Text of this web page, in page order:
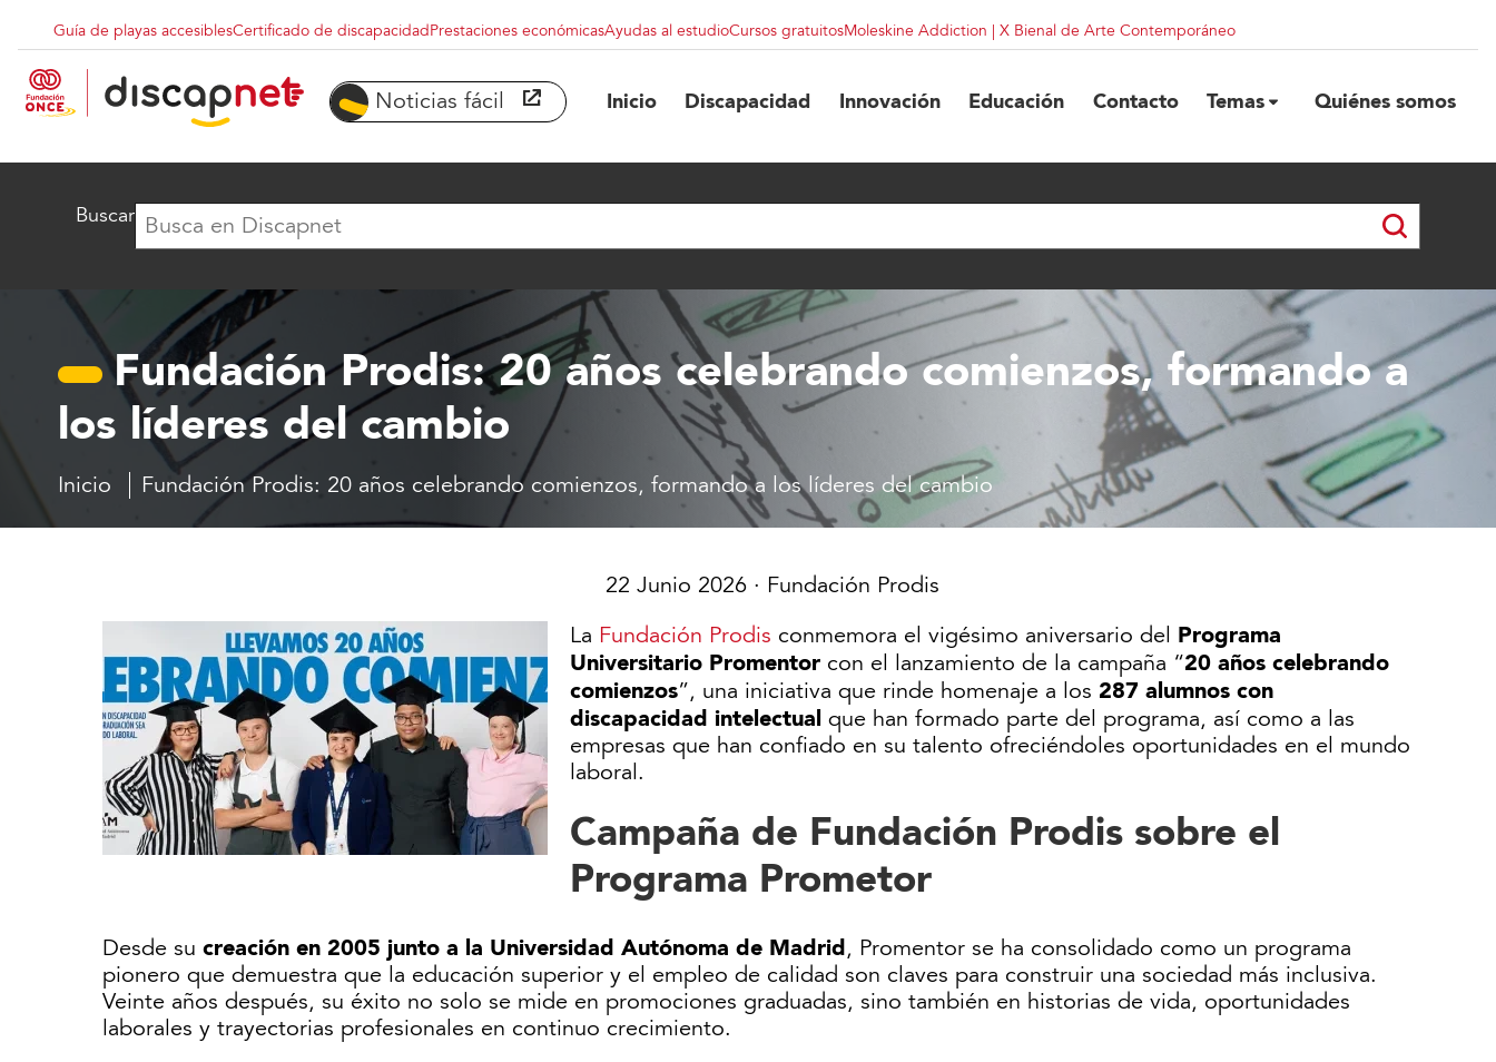
Menu superior destacados
Guía de playas accesiblesCertificado de discapacidadPrestaciones económicasAyudas al estudioCursos gratuitosMoleskine Addiction | X Bienal de Arte Contemporáneo
Noticias fácil abre en ventana nueva
Inicio Discapacidad Innovación Educación Contacto Temas Quiénes somos
Buscar
Fundación Prodis: 20 años celebrando comienzos, formando a
los líderes del cambio
Inicio Fundación Prodis: 20 años celebrando comienzos, formando a los líderes del cambio
22 Junio 2026· Fundación Prodis
La Fundación Prodis conmemora el vigésimo aniversario del Programa
Universitario Promentor con el lanzamiento de la campaña “20 años celebrando
comienzos”, una iniciativa que rinde homenaje a los 287 alumnos con
discapacidad intelectual que han formado parte del programa, así como a las
empresas que han confiado en su talento ofreciéndoles oportunidades en el mundo
laboral.
Campaña de Fundación Prodis sobre el
Programa Prometor
Desde su creación en 2005 junto a la Universidad Autónoma de Madrid, Promentor se ha consolidado como un programa
pionero que demuestra que la educación superior y el empleo de calidad son claves para construir una sociedad más inclusiva.
Veinte años después, su éxito no solo se mide en promociones graduadas, sino también en historias de vida, oportunidades
laborales y trayectorias profesionales en continuo crecimiento.